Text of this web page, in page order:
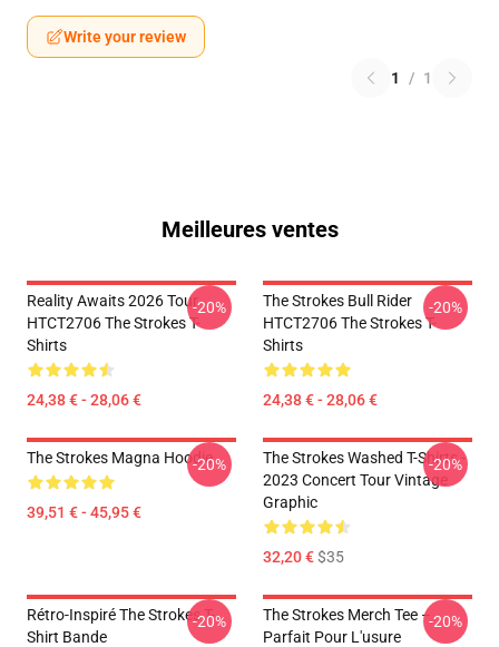
Write your review
1 / 1
Meilleures ventes
Reality Awaits 2026 Tour
HTCT2706 The Strokes T-
Shirts
24,38 € - 28,06 €
-20%
The Strokes Bull Rider
HTCT2706 The Strokes T-
Shirts
24,38 € - 28,06 €
-20%
The Strokes Magna Hoodie
39,51 € - 45,95 €
-20%
The Strokes Washed T-Shirts -
2023 Concert Tour Vintage
Graphic
32,20 €$35
-20%
Rétro-Inspiré The Strokes T-
Shirt Bande
-20%
The Strokes Merch Tee –
Parfait Pour L'usure
-20%